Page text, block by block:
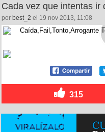
Cada vez que intentas ir
por best_2 el 19 nov 2013, 11:08
315